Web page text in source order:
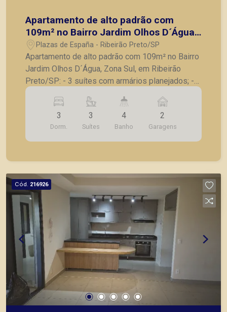
Apartamento de alto padrão com
109m² no Bairro Jardim Olhos D´Água,
Zona Sul, em Ribeirão Preto/SP:
Plazas de España - Ribeirão Preto/SP
Apartamento de alto padrão com 109m² no Bairro
Jardim Olhos D´Água, Zona Sul, em Ribeirão
Preto/SP: - 3 suítes com armários planejados; -
Lavabo; - Sala para 2 ambientes; - Varanda
gourmet com churrasqueira, fechada com vidro; -
Cozinha com armários planejados, Cooktop,
Forno, Depurador e Maquina de lavar louças; -
Lavanderia; - Imovel climatizado; - 2 vagas de
locação, vendas de imóveis prontos, usados ou
mesmo nos principais lançamentos da cidade de
Ribeirão Preto.
3
Dorm.
3
Suítes
4
Banho
2
Garagens
Cód. 216926